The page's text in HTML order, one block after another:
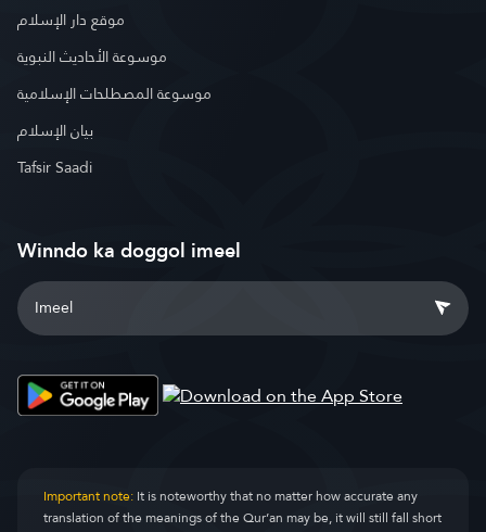
موقع دار الإسلام
موسوعة الأحاديث النبوية
موسوعة المصطلحات الإسلامية
بيان الإسلام
Tafsir Saadi
Winndo ka doggol imeel
Important note:It is noteworthy that no matter how accurate any
translation of the meanings of the Qur’an may be, it will still fall short